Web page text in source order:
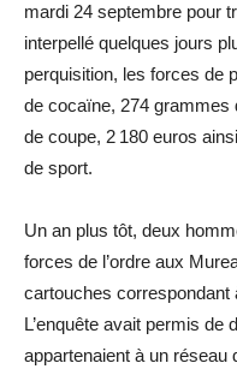
mardi 24 septembre pour
interpellé quelques jours
perquisition, les forces de
de cocaïne, 274 grammes
de coupe, 2 180 euros
de sport.
Un an plus tôt, deux
forces de l’ordre aux
cartouches correspondant
L’enquête avait permis
appartenaient à un réseau